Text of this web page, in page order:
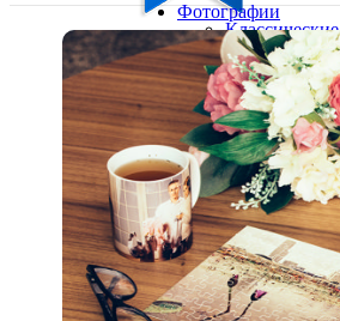
Ваш город:
Ваш регион доставки
Выберите из списка:
Фотографии
Классические
фото
10х10
10х15
13х18
15х15
15х20
20х20
20х30
30х30
30х40
А4
Фото
в